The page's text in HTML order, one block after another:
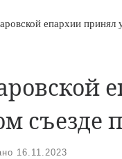
епархии
съезде
16.11.2023